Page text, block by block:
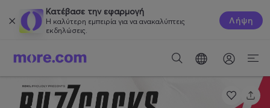
Κατέβασε την εφαρμογή
Η καλύτερη εμπειρία για να ανακαλύπτεις
εκδηλώσεις.
Λήψη